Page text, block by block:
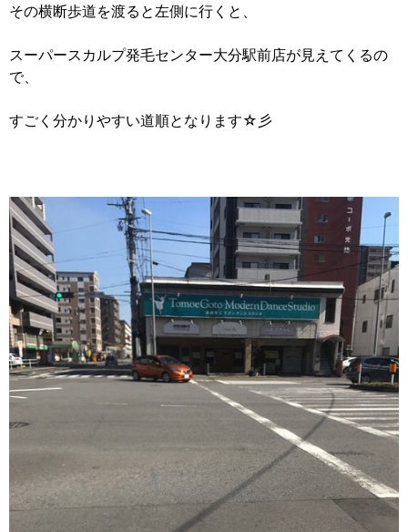
その横断歩道を渡ると左側に行くと、
スーパースカルプ発毛センター大分駅前店が見えてくるの
で、
すごく分かりやすい道順となります☆彡